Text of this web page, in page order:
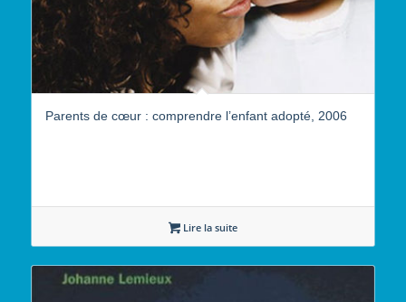
Parents de cœur : comprendre l’enfant adopté, 2006
Lire la suite